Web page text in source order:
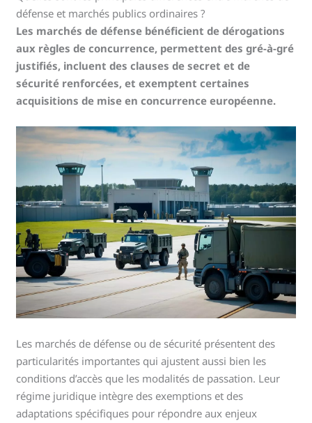
défense et marchés publics ordinaires ?
Les marchés de défense bénéficient de dérogations
aux règles de concurrence, permettent des gré-à-gré
justifiés, incluent des clauses de secret et de
sécurité renforcées, et exemptent certaines
acquisitions de mise en concurrence européenne.
Les marchés de défense ou de sécurité présentent des
particularités importantes qui ajustent aussi bien les
conditions d’accès que les modalités de passation. Leur
régime juridique intègre des exemptions et des
adaptations spécifiques pour répondre aux enjeux